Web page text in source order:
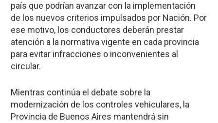
país que podrían avanzar con la implementación
de los nuevos criterios impulsados por Nación. Por
ese motivo, los conductores deberán prestar
atención a la normativa vigente en cada provincia
para evitar infracciones o inconvenientes al
circular.
Mientras continúa el debate sobre la
modernización de los controles vehiculares, la
Provincia de Buenos Aires mantendrá sin